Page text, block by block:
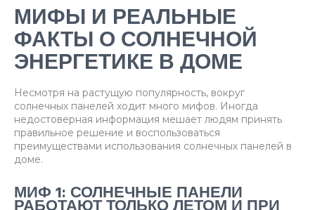
МИФЫ И РЕАЛЬНЫЕ
ФАКТЫ О СОЛНЕЧНОЙ
ЭНЕРГЕТИКЕ В ДОМЕ
Несмотря на растущую популярность, вокруг
солнечных панелей ходит много мифов. Иногда
недостоверная информация мешает людям принять
правильное решение и воспользоваться
преимуществами использования солнечных панелей в
доме.
МИФ 1: СОЛНЕЧНЫЕ ПАНЕЛИ